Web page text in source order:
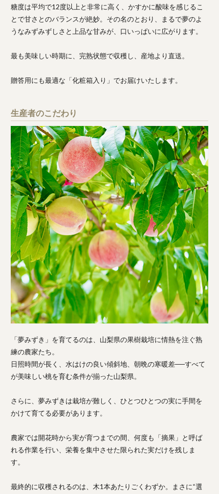
糖度は平均で12度以上と非常に高く、かすかに酸味を感じるこ
とで甘さとのバランスが絶妙。その名のとおり、まるで夢のよ
うなみずみずしさと上品な甘みが、口いっぱいに広がります。
最も美味しい時期に、完熟状態で収穫し、産地より直送。
贈答用にも最適な「化粧箱入り」でお届けいたします。
生産者のこだわり
「夢みずき」を育てるのは、山梨県の果樹栽培に情熱を注ぐ熟
練の農家たち。
日照時間が長く、水はけの良い傾斜地、朝晩の寒暖差──すべて
が美味しい桃を育む条件が揃った山梨県。
さらに、夢みずきは栽培が難しく、ひとつひとつの実に手間を
かけて育てる必要があります。
農家では開花時から実が育つまでの間、何度も「摘果」と呼ば
れる作業を行い、栄養を集中させた限られた実だけを残しま
す。
最終的に収穫されるのは、木1本あたりごくわずか。まさに“選